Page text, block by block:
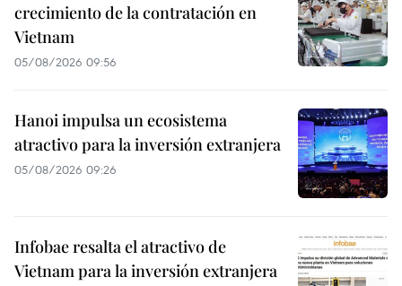
crecimiento de la contratación en
Vietnam
05/08/2026 09:56
Hanoi impulsa un ecosistema
atractivo para la inversión extranjera
05/08/2026 09:26
Infobae resalta el atractivo de
Vietnam para la inversión extranjera